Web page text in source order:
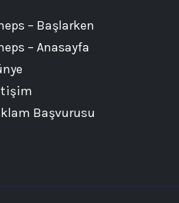
– Başlarken
– Anasayfa
Başvurusu